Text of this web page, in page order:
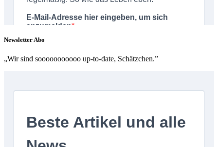
Newsletter Abo
„Wir sind sooooooooooo up-to-date, Schätzchen.”